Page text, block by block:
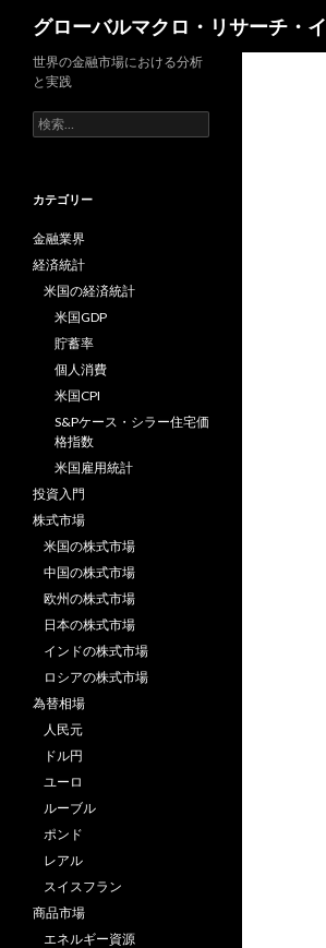
グローバルマクロ・リサーチ・
世界の金融市場における分析
と実践
検
索:
カテゴリー
金融業界
経済統計
米国の経済統計
米国GDP
貯蓄率
個人消費
米国CPI
S&Pケース・シラー住宅価
格指数
米国雇用統計
投資入門
株式市場
米国の株式市場
中国の株式市場
欧州の株式市場
日本の株式市場
インドの株式市場
ロシアの株式市場
為替相場
人民元
ドル円
ユーロ
ルーブル
ポンド
レアル
スイスフラン
商品市場
エネルギー資源